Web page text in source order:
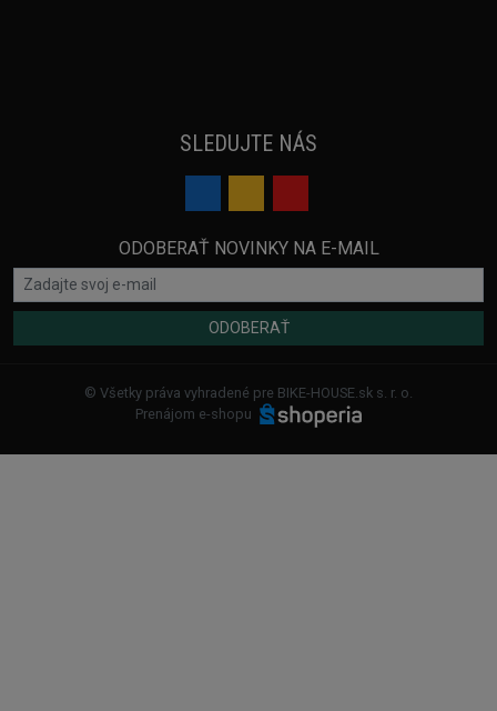
SLEDUJTE NÁS
ODOBERAŤ NOVINKY NA E-MAIL
ODOBERAŤ
© Všetky práva vyhradené pre BIKE-HOUSE.sk s. r. o.
Prenájom e-shopu